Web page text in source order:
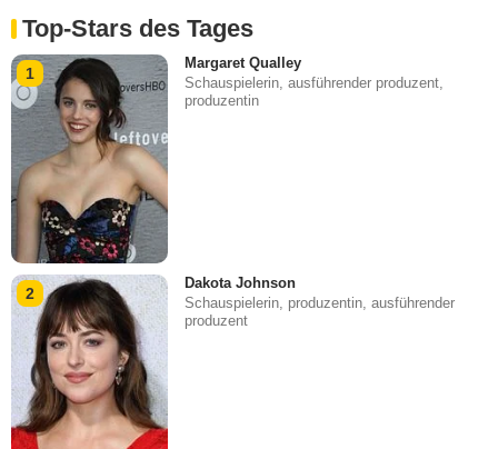
Top-Stars des Tages
1
Margaret Qualley
Schauspielerin, ausführender produzent,
produzentin
2
Dakota Johnson
Schauspielerin, produzentin, ausführender
produzent